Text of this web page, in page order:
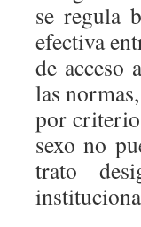
se regula
efectiva
de acceso
las
por
sexo no
trato